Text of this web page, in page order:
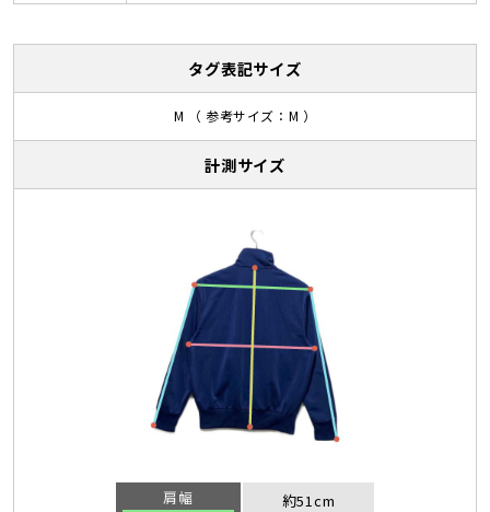
タグ表記サイズ
M （ 参考サイズ：M ）
計測サイズ
肩幅
約51cm